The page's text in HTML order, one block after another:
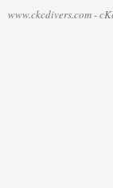
www.ckcdivers.com -